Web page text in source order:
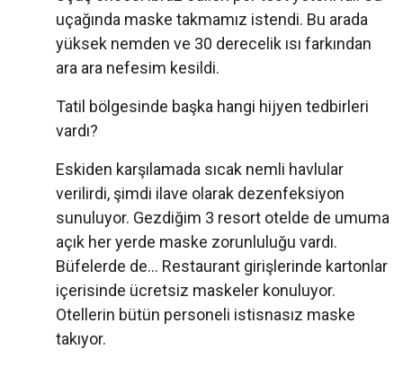
uçağında maske takmamız istendi. Bu arada
yüksek nemden ve 30 derecelik ısı farkından
ara ara nefesim kesildi.
Tatil bölgesinde başka hangi hijyen tedbirleri
vardı?
Eskiden karşılamada sıcak nemli havlular
verilirdi, şimdi ilave olarak dezenfeksiyon
sunuluyor. Gezdiğim 3 resort otelde de umuma
açık her yerde maske zorunluluğu vardı.
Büfelerde de… Restaurant girişlerinde kartonlar
içerisinde ücretsiz maskeler konuluyor.
Otellerin bütün personeli istisnasız maske
takıyor.